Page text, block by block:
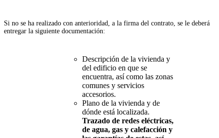
Si no se ha realizado con anterioridad, a la firma del contrato, se le deberá
entregar la siguiente documentación:
Descripción de la vivienda y
del edificio en que se
encuentra, así como las zonas
comunes y servicios
accesorios.
Plano de la vivienda y de
dónde está localizada.
Trazado de redes eléctricas,
de agua, gas y calefacción y